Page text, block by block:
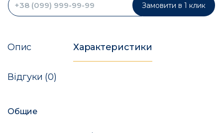
Замовити в 1 клик
Опис Характеристики
Відгуки (0)
Общие